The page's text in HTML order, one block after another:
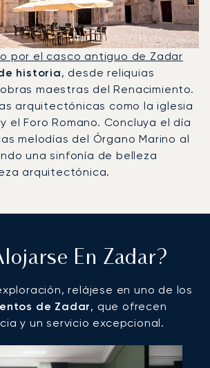
por el casco antiguo de Zadar
historia, desde reliquias
maestras del Renacimiento.
arquitectónicas como la iglesia
el Foro Romano. Concluya el día
melodías del Órgano Marino al
una sinfonía de belleza
arquitectónica.
En Zadar?
relájese en uno de los
de Zadar, que ofrecen
y un servicio excepcional.